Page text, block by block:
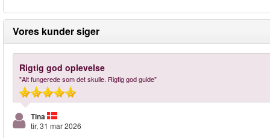
Vores kunder siger
Rigtig god oplevelse
"Alt fungerede som det skulle. Rigtig god guide"
Tina
tir, 31 mar 2026